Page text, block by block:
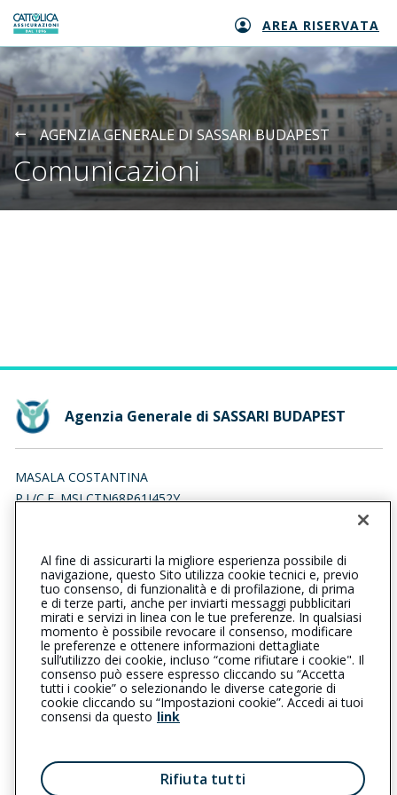
Generali logo AREA RISERVATA
AGENZIA GENERALE DI SASSARI BUDAPEST
Comunicazioni
Agenzia Generale di SASSARI BUDAPEST
MASALA COSTANTINA
P.I./C.F. MSLCTN68P61I452Y
0792117045 0792118041
sassaribudapest@cattolica.it
masalacostantina@pec.it
L’intermediario è soggetto al controllo dell’IVASS. Consulta il
Registro RUI al seguentelink
Privacy | Cookie |
Il Gruppo Generali
Al fine di assicurarti la migliore esperienza possibile di
navigazione, questo Sito utilizza cookie tecnici e, previo
tuo consenso, di funzionalità e di profilazione, di prima
e di terze parti, anche per inviarti messaggi pubblicitari
mirati e servizi in linea con le tue preferenze. In qualsiasi
momento è possibile revocare il consenso, modificare
le preferenze e ottenere informazioni dettagliate
sull’utilizzo dei cookie, incluso “come rifiutare i cookie". Il
consenso può essere espresso cliccando su “Accetta
tutti i cookie” o selezionando le diverse categorie di
cookie cliccando su “Impostazioni cookie”. Accedi ai tuoi
consensi da questo link
Rifiuta tutti